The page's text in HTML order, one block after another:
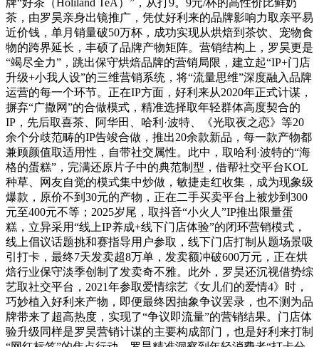
茶，由罗昊亲身出镜推广，凭仗好利来的品牌影响力取亲平易
近价钱，单月销量破50万杯，成功实现从烘焙到茶饮、宠物食
物的跨界延长，丰硕了品牌产物矩阵。营销结构上，罗昊更是
“竭尽全力”，跳出保守烘焙品牌的营销局限，建立起“IP+门店
升级+小我人设”的三维营销系统，将“流量思维”深度融入品牌
运营的每一个环节。正在IP方面，好利来从2020年正式计谋，
摒弃“广撒网”的合做模式，精准选择取年轻群体高度契合的
IP，先后取喜茶、阿华田、哈利·波特、《光取夜之恋》等20
余个分歧范畴的IP告竣合做，推出20余款新品，每一款产物都
兼顾颜值取适用性，自带社交属性。此中，取哈利·波特的“海
格的蛋糕”，完满还原片子中的典范制型，借帮社交平台KOL
种草、网友自觉的模式集中炒做，敏捷走红收集，成为现象级
爆款，原价不到30元的产物，正在二手买卖平台上被炒到300
元至400元不等；2025岁尾，取抖音“小火人”IP推出限量蛋
糕，立异采用“线上IP养成+线下门店体验”的闭环营销模式，
线上倡议话题挑和赛指导用户参取，线下门店打制从题场景吸
引打卡，最终7天发卖超8万单，发卖额冲破600万元，正在烘
焙行业保守淡季创制了发卖奇不雅。此外，罗昊还沉视借势综
艺取社交平台，2021年参取爱情综艺《女儿们的爱情4》时，
巧妙植入好利来产物，即便最终因抽象争议罢录，也不测为品
牌带来了超高热度，实现了“争议即流量”的营销结果。门店体
验升级同样是罗昊营销计谋的主要构成部门，也是好利来打制